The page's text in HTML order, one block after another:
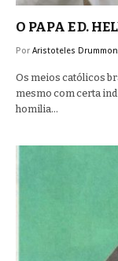
O PAPA E D.
Por Aristoteles
Os meios católicos
mesmo com certa
homilia…